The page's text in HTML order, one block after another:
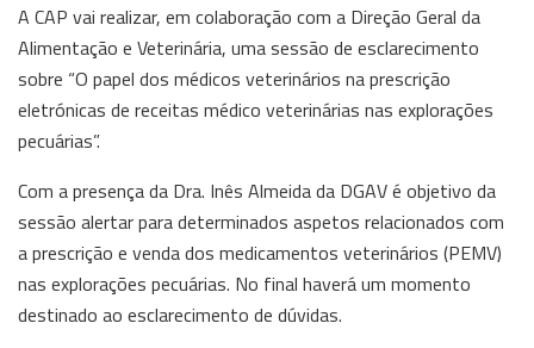
A CAP vai realizar, em colaboração com a Direção Geral da
Alimentação e Veterinária, uma sessão de esclarecimento
sobre “O papel dos médicos veterinários na prescrição
eletrónicas de receitas médico veterinárias nas explorações
pecuárias”.
Com a presença da Dra. Inês Almeida da DGAV é objetivo da
sessão alertar para determinados aspetos relacionados com
a prescrição e venda dos medicamentos veterinários (PEMV)
nas explorações pecuárias. No final haverá um momento
destinado ao esclarecimento de dúvidas.